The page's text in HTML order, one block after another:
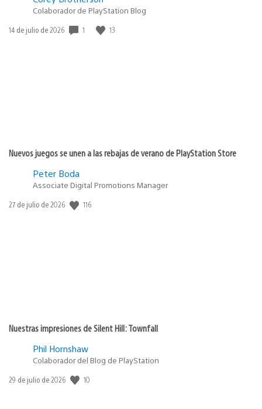
Colaborador de PlayStation Blog
Fecha
14 de julio de 2026 1 13
Nuevos juegos se unen a las rebajas de verano de PlayStation Store
Peter Boda
Associate Digital Promotions Manager
Fecha
27 de julio de 2026 116
Nuestras impresiones de Silent Hill: Townfall
Phil Hornshaw
Colaborador del Blog de PlayStation
Fecha
29 de julio de 2026 10